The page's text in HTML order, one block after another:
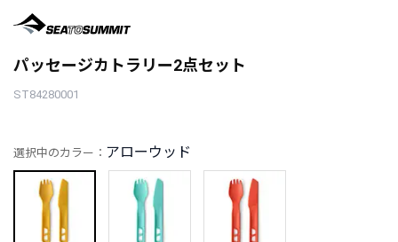
パッセージカトラリー2点セット
ST84280001
選択中のカラー： アローウッド